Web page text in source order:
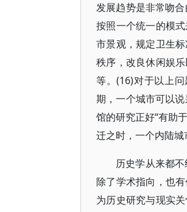
发展趋势是非常吻
按照一个统一的模
市景观，规定卫生
秩序，改良休闲娱
等。(16)对于以上
期，一个城市可以
馆的研究正好“有助
迁之时，一个内陆
历史学从来都
除了学术指向，也
为历史研究与现实